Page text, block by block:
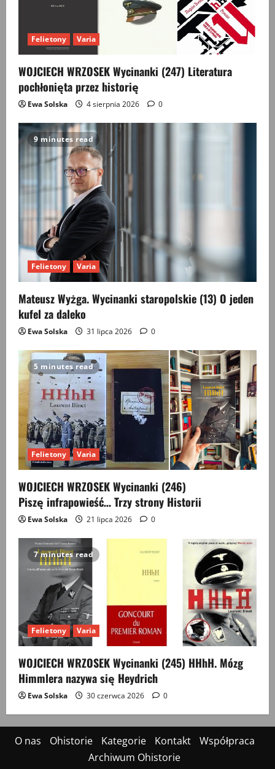
Felietony Varia
WOJCIECH WRZOSEK Wycinanki (247) Literatura
pochłonięta przez historię
Ewa Solska 4 sierpnia 2026 0
9 minutes read
Felietony Varia
Mateusz Wyżga. Wycinanki staropolskie (13) O jeden
kufel za daleko
Ewa Solska 31 lipca 2026 0
5 minutes read
Felietony Varia
WOJCIECH WRZOSEK Wycinanki (246)
Piszę infrapowieść… Trzy strony Historii
Ewa Solska 21 lipca 2026 0
7 minutes read
Felietony Varia
WOJCIECH WRZOSEK Wycinanki (245) HHhH. Mózg
Himmlera nazywa się Heydrich
Ewa Solska 30 czerwca 2026 0
O nas Ohistorie Kategorie Kontakt
Współpraca
Archiwum Ohistorie